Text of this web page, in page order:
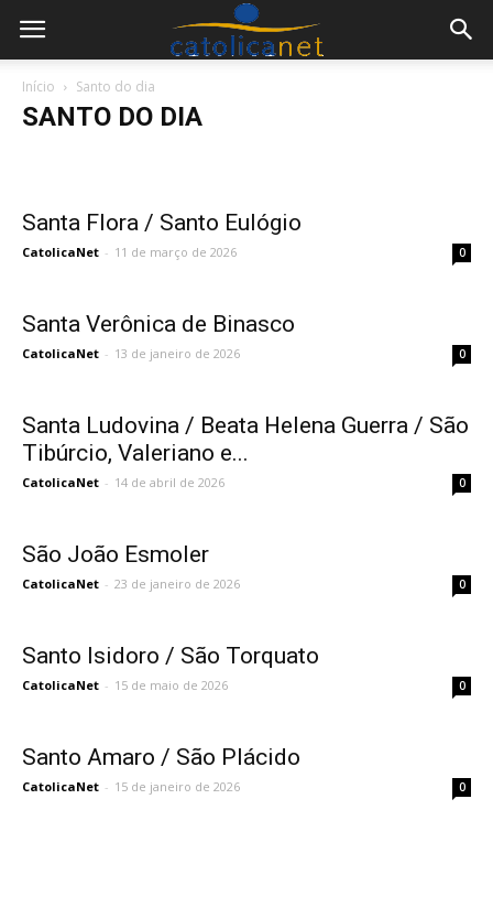
Início Santo do dia
SANTO DO DIA
Santa Flora / Santo Eulógio
CatolicaNet - 11 de março de 2026 0
Santa Verônica de Binasco
CatolicaNet - 13 de janeiro de 2026 0
Santa Ludovina / Beata Helena Guerra / São
Tibúrcio, Valeriano e...
CatolicaNet - 14 de abril de 2026 0
São João Esmoler
CatolicaNet - 23 de janeiro de 2026 0
Santo Isidoro / São Torquato
CatolicaNet - 15 de maio de 2026 0
Santo Amaro / São Plácido
CatolicaNet - 15 de janeiro de 2026 0